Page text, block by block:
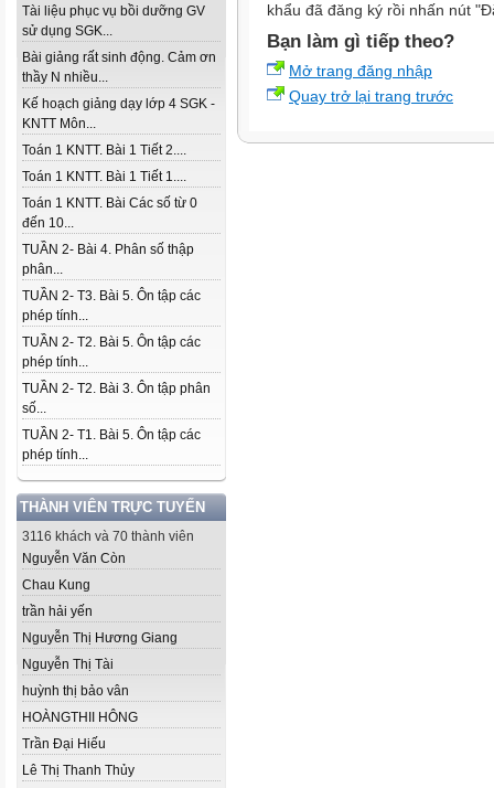
Tài liệu phục vụ bồi dưỡng GV
sử dụng SGK...
Bài giảng rất sinh động. Cảm ơn
thầy N nhiều...
Kế hoạch giảng dạy lớp 4 SGK -
KNTT Môn...
Toán 1 KNTT. Bài 1 Tiết 2....
Toán 1 KNTT. Bài 1 Tiết 1....
Toán 1 KNTT. Bài Các số từ 0
đến 10...
TUẦN 2- Bài 4. Phân số thập
phân...
TUẦN 2- T3. Bài 5. Ôn tập các
phép tính...
TUẦN 2- T2. Bài 5. Ôn tập các
phép tính...
TUẦN 2- T2. Bài 3. Ôn tập phân
số...
TUẦN 2- T1. Bài 5. Ôn tập các
phép tính...
THÀNH VIÊN TRỰC TUYẾN
3116 khách và 70 thành viên
Nguyễn Văn Còn
Chau Kung
trần hải yến
Nguyễn Thị Hương Giang
Nguyễn Thị Tài
huỳnh thị bảo vân
HOÀNGTHII HÔNG
Trần Đại Hiếu
Lê Thị Thanh Thủy
khẩu đã đăng ký rồi nhấn nút
Bạn làm gì tiếp theo?
Mở trang đăng nhập
Quay trở lại trang trước